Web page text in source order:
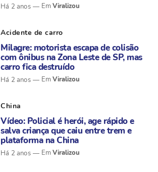
Há 2 anos Viralizou
Acidente de carro
Milagre: motorista escapa de colisão
com ônibus na Zona Leste de SP, mas
carro fica destruído
Há 2 anos Viralizou
China
Vídeo: Policial é herói, age rápido e
salva criança que caiu entre trem e
plataforma na China
Há 2 anos Viralizou